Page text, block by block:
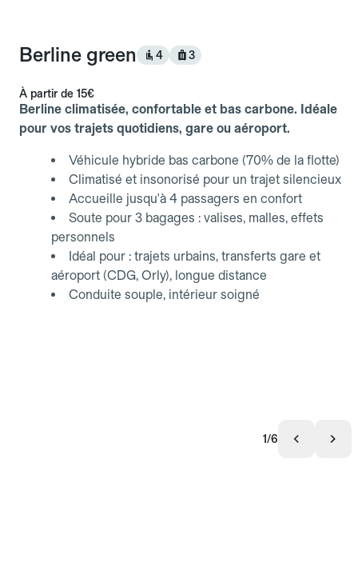
Berline green 4 3
À partir de 15€
Berline climatisée, confortable et bas carbone. Idéale
pour vos trajets quotidiens, gare ou aéroport.
Véhicule hybride bas carbone (70% de la flotte)
Climatisé et insonorisé pour un trajet silencieux
Accueille jusqu'à 4 passagers en confort
Soute pour 3 bagages : valises, malles, effets
personnels
Idéal pour : trajets urbains, transferts gare et
aéroport (CDG, Orly), longue distance
Conduite souple, intérieur soigné
1/6